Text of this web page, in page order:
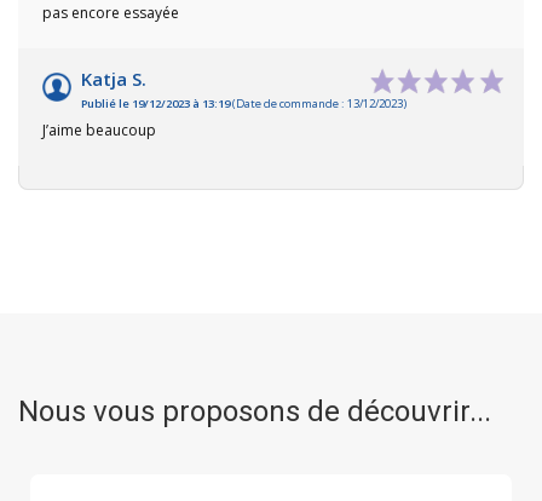
pas encore essayée
Katja S.
Publié le 19/12/2023 à 13:19(Date de commande : 13/12/2023)
J’aime beaucoup
Nous vous proposons de découvrir...